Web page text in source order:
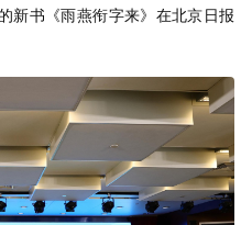
新书《雨燕衔字来》在北京日报